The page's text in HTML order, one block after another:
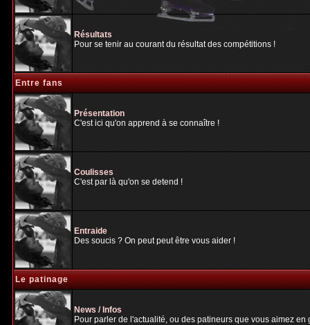
Résultats
Pour se tenir au courant du résultat des compétitions !
Entre fans
Présentation
C'est ici qu'on apprend à se connaître !
Coulisses
C'est par là qu'on se detend !
Entraide
Des soucis ? On peut peut être vous aider !
Le patinage
News / Infos
Pour parler de l'actualité, ou des patineurs que vous aimez